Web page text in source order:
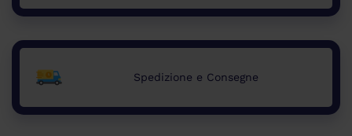
Spedizione e Consegne